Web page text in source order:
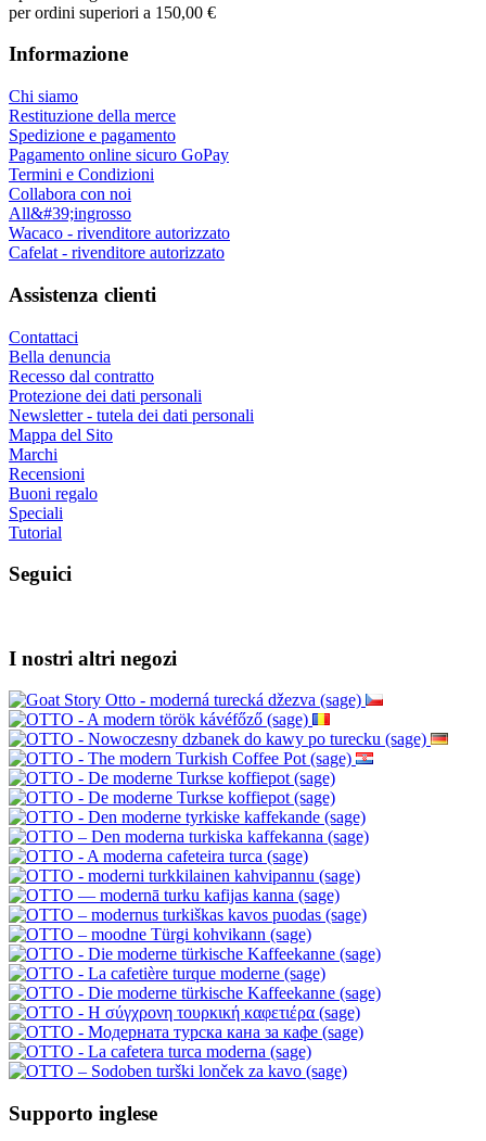
per ordini superiori a 150,00 €
Informazione
Chi siamo
Restituzione della merce
Spedizione e pagamento
Pagamento online sicuro GoPay
Termini e Condizioni
Collabora con noi
All&#39;ingrosso
Wacaco - rivenditore autorizzato
Cafelat - rivenditore autorizzato
Assistenza clienti
Contattaci
Bella denuncia
Recesso dal contratto
Protezione dei dati personali
Newsletter - tutela dei dati personali
Mappa del Sito
Marchi
Recensioni
Buoni regalo
Speciali
Tutorial
Seguici
I nostri altri negozi
Supporto inglese